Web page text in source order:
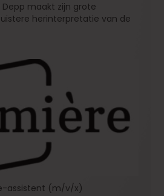
Depp maakt zijn grote
herinterpretatie van de
assistent (m/v/x)